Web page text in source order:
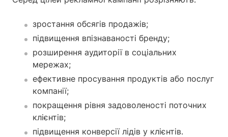
зростання обсягів продажів;
підвищення впізнаваності бренду;
розширення аудиторії в соціальних
мережах;
ефективне просування продуктів або послуг
компанії;
покращення рівня задоволеності поточних
клієнтів;
підвищення конверсії лідів у клієнтів.